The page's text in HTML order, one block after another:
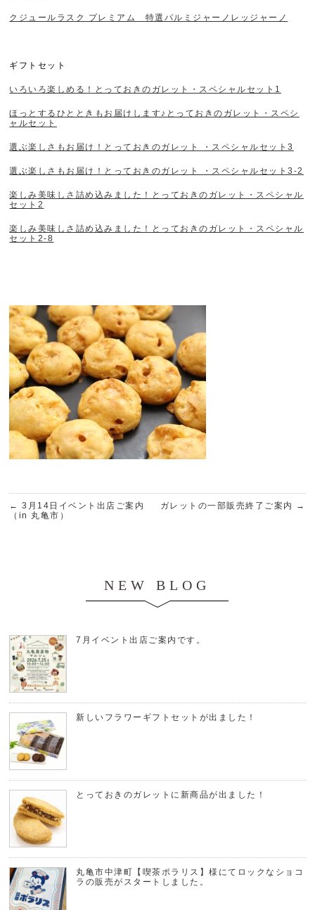
クジュールラスク プレミアム 特選パルミジャーノレッジャーノ
ギフトセット
いろいろ楽しめる！とっておきのガレット・スペシャルセット1
ほっとするひとときもお届けします♪とっておきのガレット・スペシ
ャルセット
選ぶ楽しさもお届け！とっておきのガレット ・スペシャルセット3
選ぶ楽しさもお届け！とっておきのガレット ・スペシャルセット3-2
楽しみ美味しさ詰め込みました！とっておきのガレット・スペシャル
セット2
楽しみ美味しさ詰め込みました！とっておきのガレット・スペシャル
セット2-8
← 3月14日イベント出店ご案内
（in 丸亀市）
ガレットの一部販売終了ご案内 →
NEW BLOG
7月イベント出店ご案内です。
新しいフラワーギフトセットが出ました！
とっておきのガレットに新商品が出ました！
丸亀市中津町【喫茶ポラリス】様にてロックなショコ
ラの販売がスタートしました。